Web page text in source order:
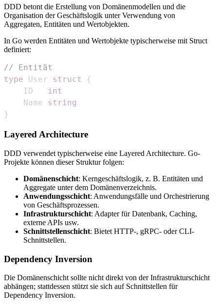
DDD betont die Erstellung von Domänenmodellen und die
Organisation der Geschäftslogik unter Verwendung von
Aggregaten, Entitäten und Wertobjekten.
In Go werden Entitäten und Wertobjekte typischerweise mit Struct
definiert:
// Entität
type User struct
{
    ID
int
    Name
string
}
Layered Architecture
DDD verwendet typischerweise eine Layered Architecture. Go-
Projekte können dieser Struktur folgen:
Domänenschicht: Kerngeschäftslogik, z. B. Entitäten und
Aggregate unter dem Domänenverzeichnis.
Anwendungsschicht: Anwendungsfälle und Orchestrierung
von Geschäftsprozessen.
Infrastrukturschicht: Adapter für Datenbank, Caching,
externe APIs usw.
Schnittstellenschicht: Bietet HTTP-, gRPC- oder CLI-
Schnittstellen.
Dependency Inversion
Die Domänenschicht sollte nicht direkt von der Infrastrukturschicht
abhängen; stattdessen stützt sie sich auf Schnittstellen für
Dependency Inversion.